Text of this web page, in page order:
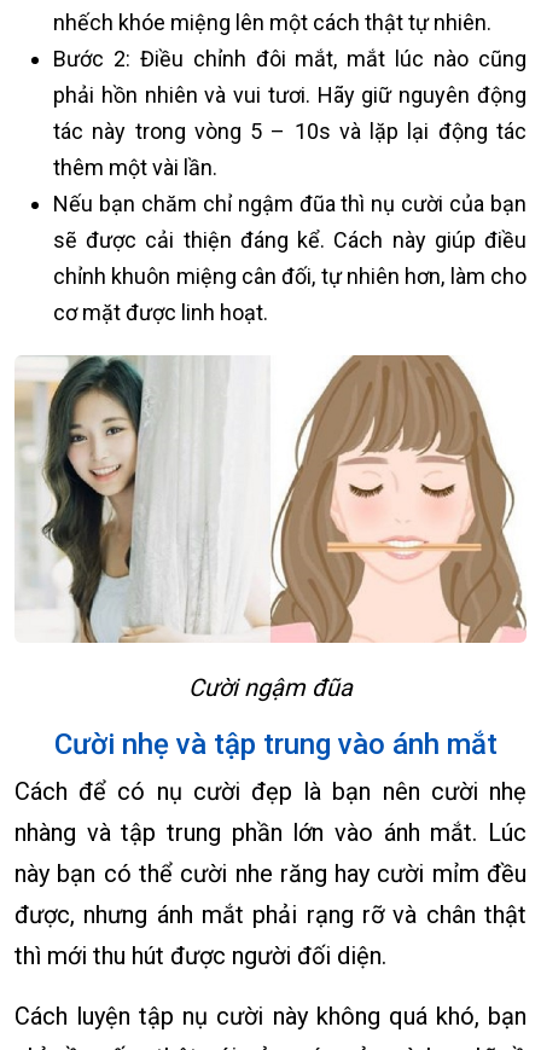
nhếch khóe miệng lên một cách thật tự nhiên.
Bước 2: Điều chỉnh đôi mắt, mắt lúc nào cũng
phải hồn nhiên và vui tươi. Hãy giữ nguyên động
tác này trong vòng 5 – 10s và lặp lại động tác
thêm một vài lần.
Nếu bạn chăm chỉ ngậm đũa thì nụ cười của bạn
sẽ được cải thiện đáng kể. Cách này giúp điều
chỉnh khuôn miệng cân đối, tự nhiên hơn, làm cho
cơ mặt được linh hoạt.
Cười ngậm đũa
Cười nhẹ và tập trung vào ánh mắt
Cách để có nụ cười đẹp là bạn nên cười nhẹ
nhàng và tập trung phần lớn vào ánh mắt. Lúc
này bạn có thể cười nhe răng hay cười mỉm đều
được, nhưng ánh mắt phải rạng rỡ và chân thật
thì mới thu hút được người đối diện.
Cách luyện tập nụ cười này không quá khó, bạn